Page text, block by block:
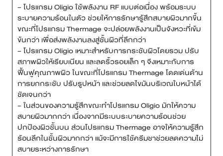
สาขา MRT สุทธิสาร
สาขา เซ็นทรัลปิ่นเกล้า
สาขา บางนา
สาขา CDC
สาขา นครปฐม
ไทย
– โปรแกรม Oligio ใช้พลังงาน RF แบบต่อเนื่อง พร้อมระบบ
ระบายความร้อนในตัว ช่วยให้การรักษารู้สึกสบายผิวมากขึ้น
ขณะที่โปรแกรม Thermage จะปล่อยพลังงานเป็นจังหวะที่เข้ม
ข้นกว่า เพื่อส่งพลังงานลงสู่ชั้นผิวที่ลึกกว่า
– โปรแกรม Oligio เหมาะสำหรับการกระชับผิวโดยรวม ปรับ
สภาพผิวให้เรียบเนียน และลดริ้วรอยเล็ก ๆ จึงเหมาะกับการ
ฟื้นฟูคุณภาพผิว ในขณะที่โปรแกรม Thermage โดดเด่นด้าน
การยกกระชับ ปรับรูปหน้า และช่วยลดไขมันบริเวณใบหน้าได้
ชัดเจนกว่า
– ในส่วนของความรู้สึกขณะทำโปรแกรม Oligio มักให้ความ
สบายผิวมากกว่า เนื่องจากมีระบบระบายความร้อนช่วย
ปกป้องผิวชั้นบน ส่วนโปรแกรม Thermage อาจให้ความรู้สึก
ร้อนลึกในชั้นผิวมากกว่า แม้จะมีการใช้ครีมชาช่วยลดความไม่
สบายระหว่างการรักษา